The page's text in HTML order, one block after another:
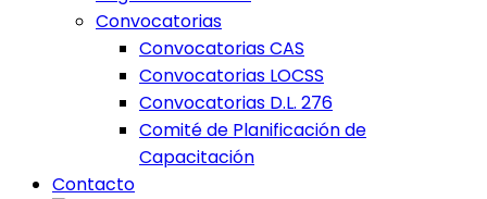
Convocatorias
Convocatorias CAS
Convocatorias LOCSS
Convocatorias D.L. 276
Comité de Planificación de
Capacitación
Contacto